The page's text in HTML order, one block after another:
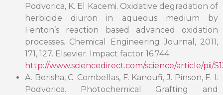
Podvorica, K. El Kacemi. Oxidative degradation of
herbicide diuron in aqueous medium by
Fenton’s reaction based advanced oxidation
processes. Chemical Engineering Journal, 2011,
171, 127. Elsevier. Impact factor 16.744.
http://www.sciencedirect.com/science/article/pii/
A. Berisha, C. Combellas, F. Kanoufi, J. Pinson, F. I.
Podvorica. Photochemical Grafting and